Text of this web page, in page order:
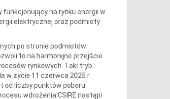
na rynku energii w
elektrycznej oraz podmioty
po stronie podmiotów
to na harmonijne przejście
rynkowych. Taki tryb
w życie 11 czerwca 2025 r.
od liczby punktów poboru
wdrożenia CSIRE nastąpi